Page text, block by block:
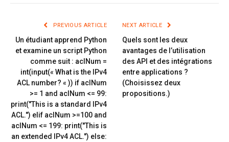
PREVIOUS ARTICLE
Un étudiant apprend Python
et examine un script Python
comme suit : aclNum =
int(input(« What is the IPv4
ACL number? « )) if aclNum
>= 1 and aclNum <= 99:
print("This is a standard IPv4
ACL.") elif aclNum >=100 and
aclNum <= 199: print("This is
an extended IPv4 ACL.") else:
NEXT ARTICLE
Quels sont les deux
avantages de l’utilisation
des API et des intégrations
entre applications ?
(Choisissez deux
propositions.)